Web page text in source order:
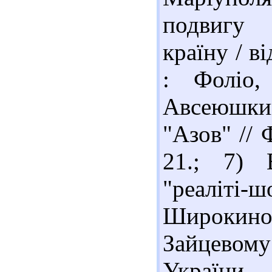
подвигу
країну /
:
"Азов" //
21.; 7)